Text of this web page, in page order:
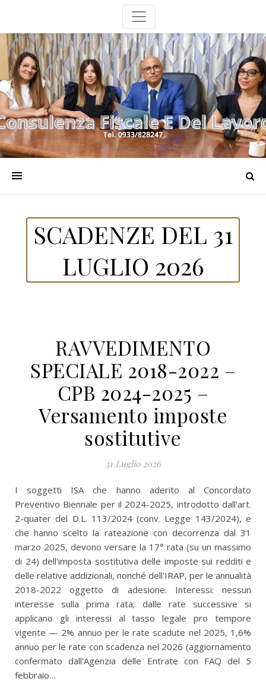
SCADENZE DEL 31
LUGLIO 2026
RAVVEDIMENTO
SPECIALE 2018-2022 –
CPB 2024-2025 –
Versamento imposte
sostitutive
31 Luglio 2026
I soggetti ISA che hanno aderito al Concordato
Preventivo Biennale per il 2024-2025, introdotto dall'art.
2-quater del D.L. 113/2024 (conv. Legge 143/2024), e
che hanno scelto la rateazione con decorrenza dal 31
marzo 2025, devono versare la 17° rata (su un massimo
di 24) dell'imposta sostitutiva delle imposte sui redditi e
delle relative addizionali, nonché dell'IRAP, per le annualità
2018-2022 oggetto di adesione. Interessi: nessun
interesse sulla prima rata; dalle rate successive si
applicano gli interessi al tasso legale pro tempore
vigente — 2% annuo per le rate scadute nel 2025, 1,6%
annuo per le rate con scadenza nel 2026 (aggiornamento
confermato dall'Agenzia delle Entrate con FAQ del 5
febbraio…